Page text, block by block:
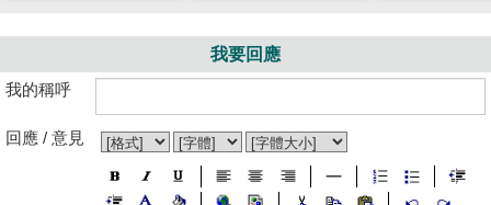
我要回應
我的稱呼
回應 / 意見